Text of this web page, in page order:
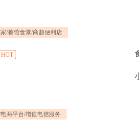
/餐馆食堂/商超便利店
HOT
商平台/增值电信服务